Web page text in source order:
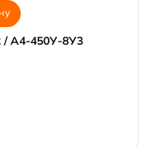
/ А4-450У-8У3